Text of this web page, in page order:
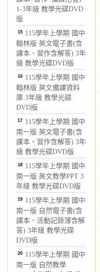
1-3年級 教學光碟DVD
版
15 115學年上學期 國中
翰林版 英文電子書(含
課本、習作含解答) 3年
級 教學光碟DVD版
16 115學年上學期 國中
翰林版 英文備課資料
庫 3年級 教學光碟
DVD版
17 115學年上學期 國中
南一版 英文電子書(含
課本、習作含解答) 3年
級 教學光碟DVD版
18 115學年上學期 國中
南一版 英文教學PPT 3
年級 教學光碟DVD版
19 115學年上學期 國中
南一版 自然電子書(含
課本、活動記錄簿含解
答) 3年級 教學光碟
DVD版
20 115學年上學期 國中
南一版 自然教學